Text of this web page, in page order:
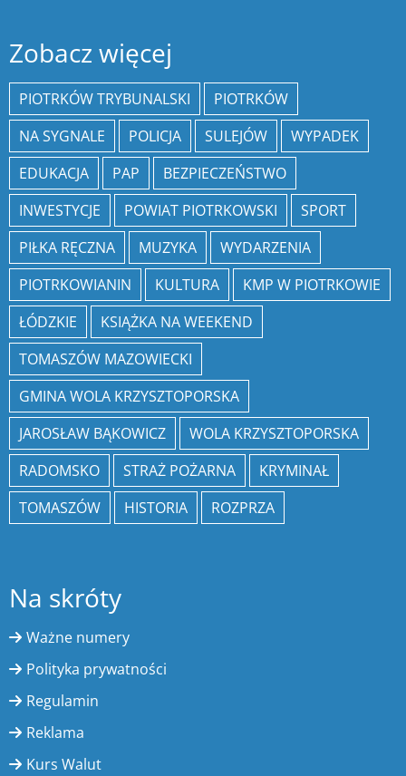
Zobacz więcej
PIOTRKÓW TRYBUNALSKI
PIOTRKÓW
NA SYGNALE
POLICJA SULEJÓW
WYPADEK
EDUKACJA
PAP
BEZPIECZEŃSTWO
INWESTYCJE
POWIAT PIOTRKOWSKI
SPORT
PIŁKA RĘCZNA
MUZYKA
WYDARZENIA
PIOTRKOWIANIN
KULTURA
KMP W PIOTRKOWIE
ŁÓDZKIE
KSIĄŻKA NA WEEKEND
TOMASZÓW MAZOWIECKI
GMINA WOLA KRZYSZTOPORSKA
JAROSŁAW BĄKOWICZ
WOLA KRZYSZTOPORSKA
RADOMSKO
STRAŻ POŻARNA
KRYMINAŁ
TOMASZÓW
HISTORIA ROZPRZA
Na skróty
Ważne numery
Polityka prywatności
Regulamin
Reklama
Kurs Walut